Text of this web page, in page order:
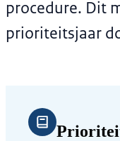
procedure. Dit
prioriteitsjaar